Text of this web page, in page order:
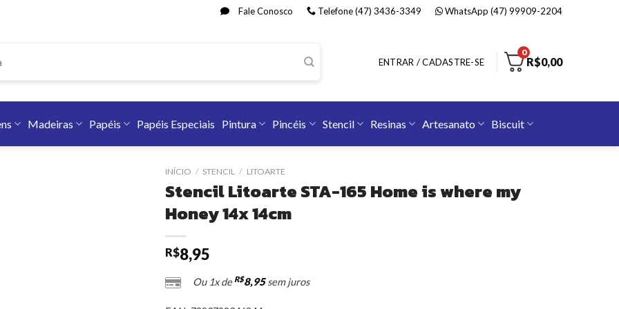
Fale Conosco Telefone (47) 3436-3349 WhatsApp (47) 99909-2204
ENTRAR / CADASTRE-SE
0
R$0,00
Madeiras Papéis Papéis Especiais Pintura Pincéis Stencil Resinas Artesanato Biscuit
INÍCIO / STENCIL / LITOARTE
Stencil Litoarte STA-165 Home is where my
Honey 14x 14cm
R$8,95
Ou 1x de R$8,95sem juros